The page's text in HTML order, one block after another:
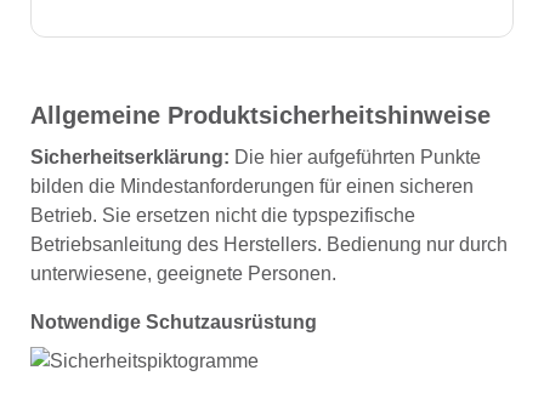
Allgemeine Produktsicherheitshinweise
Sicherheitserklärung: Die hier aufgeführten Punkte
bilden die Mindestanforderungen für einen sicheren
Betrieb. Sie ersetzen nicht die typspezifische
Betriebsanleitung des Herstellers. Bedienung nur durch
unterwiesene, geeignete Personen.
Notwendige Schutzausrüstung